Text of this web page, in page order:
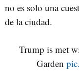
no es solo una
de la ciudad.
Trump is met
Garden